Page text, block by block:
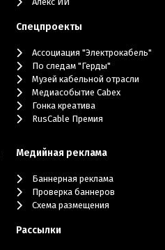
Cпецпроекты
Ассоциация "Электрокабель"
По следам "Герды"
Музей кабельной отрасли
Медиасобытие Cabex
Гонка креатива
RusCable Премия
Медийная реклама
Баннерная реклама
Проверка баннеров
Схема размещения
Рассылки